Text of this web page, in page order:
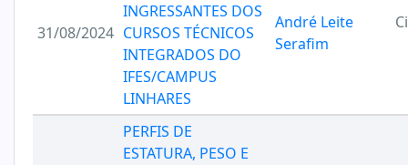
31/08/2024
INGRESSANTES DOS
CURSOS TÉCNICOS
INTEGRADOS DO
IFES/CAMPUS
LINHARES
André Leite
Serafim
PERFIS DE
ESTATURA, PESO E